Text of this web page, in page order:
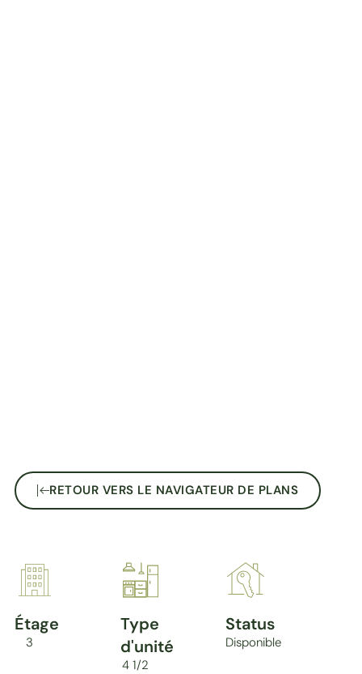
RETOUR VERS LE NAVIGATEUR DE PLANS
Étage
3
Type
d'unité
4 1/2
Status
Disponible